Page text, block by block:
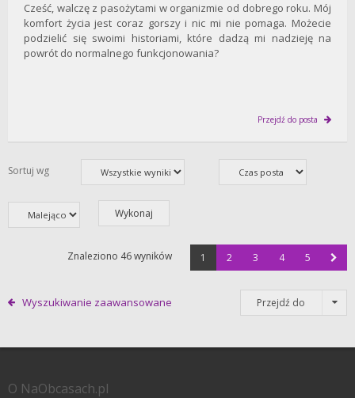
Cześć, walczę z pasożytami w organizmie od dobrego roku. Mój
komfort życia jest coraz gorszy i nic mi nie pomaga. Możecie
podzielić się swoimi historiami, które dadzą mi nadzieję na
powrót do normalnego funkcjonowania?
Przejdź do posta
Sortuj wg
Znaleziono 46 wyników 1 2 3 4 5
Wyszukiwanie zaawansowane Przejdź do
O NaObcasach.pl